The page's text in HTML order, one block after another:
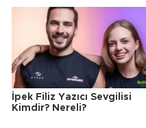
İpek Filiz Yazıcı Sevgilisi
Kimdir? Nereli?